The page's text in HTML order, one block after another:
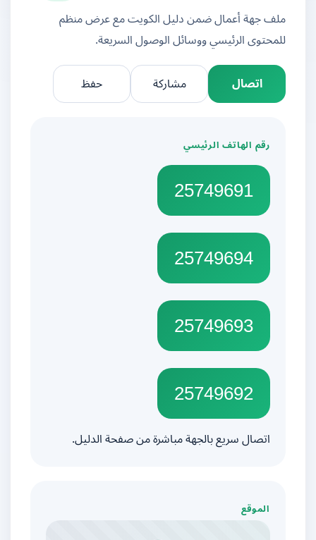
ملف جهة أعمال ضمن دليل الكويت مع عرض منظم
للمحتوى الرئيسي ووسائل الوصول السريعة.
اتصال
مشاركة
رقم الهاتف الرئيسي
25749691
25749694
25749693
25749692
اتصال سريع بالجهة مباشرة من صفحة الدليل.
الموقع